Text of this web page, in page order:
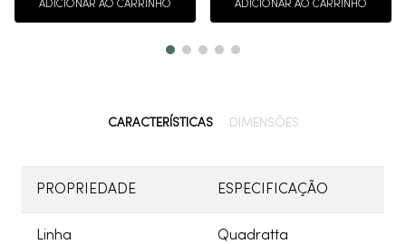
ADICIONAR AO CARRINHO ADICIONAR AO CARRINHO
CARACTERÍSTICAS DIMENSÕES
PROPRIEDADE ESPECIFICAÇÃO
Linha Quadratta